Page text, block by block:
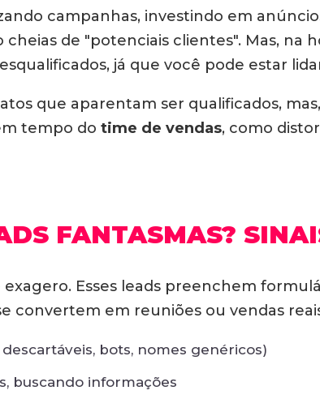
campanhas, investindo em
cheias de "potenciais clientes". Mas,
já que você pode estar
que aparentam ser qualificados,
tempo do time de vendas, como
FANTASMAS?
Esses leads preenchem
convertem em reuniões ou vendas
bots, nomes genéricos)
buscando informações